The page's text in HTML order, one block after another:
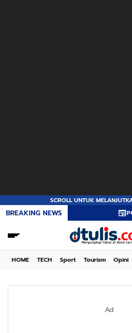
SCROLL UNTUK
BREAKING NEWS POLRES
HOME TECH Sport Tourism Opini
Ad